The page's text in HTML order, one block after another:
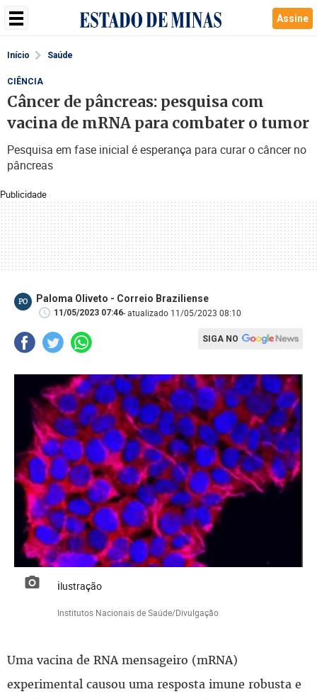
Assine
Início Saúde
Publicidade
CIÊNCIA
Câncer de pâncreas: pesquisa com
vacina de mRNA para combater o tumor
Pesquisa em fase inicial é esperança para curar o câncer no
pâncreas
PO Paloma Oliveto - Correio Braziliense
11/05/2023 07:46- atualizado 11/05/2023 08:10
SIGA NO
ilustração
Institutos Nacionais de Saúde/Divulgação
Uma vacina de RNA mensageiro (mRNA)
experimental causou uma resposta imune robusta e